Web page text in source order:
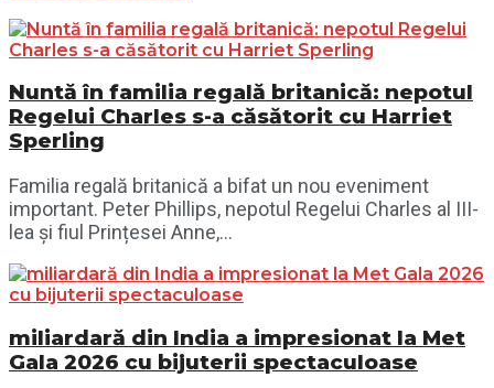
Nuntă în familia regală britanică: nepotul
Regelui Charles s-a căsătorit cu Harriet
Sperling
Familia regală britanică a bifat un nou eveniment
important. Peter Phillips, nepotul Regelui Charles al III-
lea și fiul Prințesei Anne,...
miliardară din India a impresionat la Met
Gala 2026 cu bijuterii spectaculoase